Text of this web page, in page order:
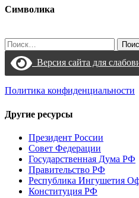
Символика
Найти:
Версия сайта для
Политика конфиденциальности
Другие ресурсы
Президент России
Совет Федерации
Государственная Дума РФ
Правительство РФ
Республика Ингушетия
Конституция РФ